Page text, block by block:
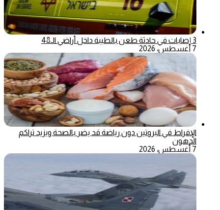
3 إصابات في حادثة طعن بالطيبة داخل أراضي الـ48
7 أغسطس، 2026
الإفراط في البروتين دون رياضة قد يضر بالصحة ويزيد تراكم
الدهون
7 أغسطس، 2026